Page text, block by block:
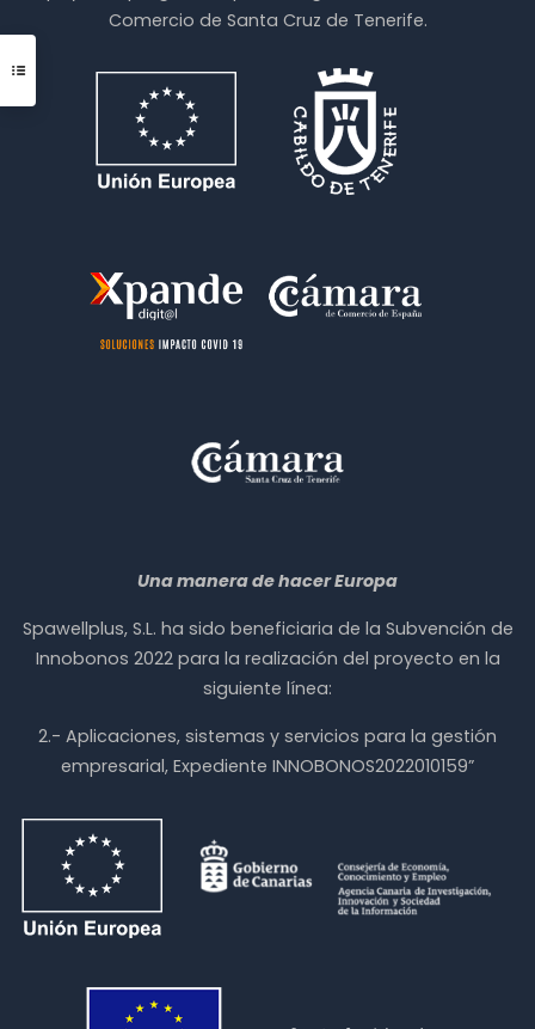
Comercio de Santa Cruz de Tenerife.
Una manera de hacer Europa
Spawellplus, S.L. ha sido beneficiaria de la Subvención de
Innobonos 2022 para la realización del proyecto en la
siguiente línea:
2.- Aplicaciones, sistemas y servicios para la gestión
empresarial, Expediente INNOBONOS2022010159”